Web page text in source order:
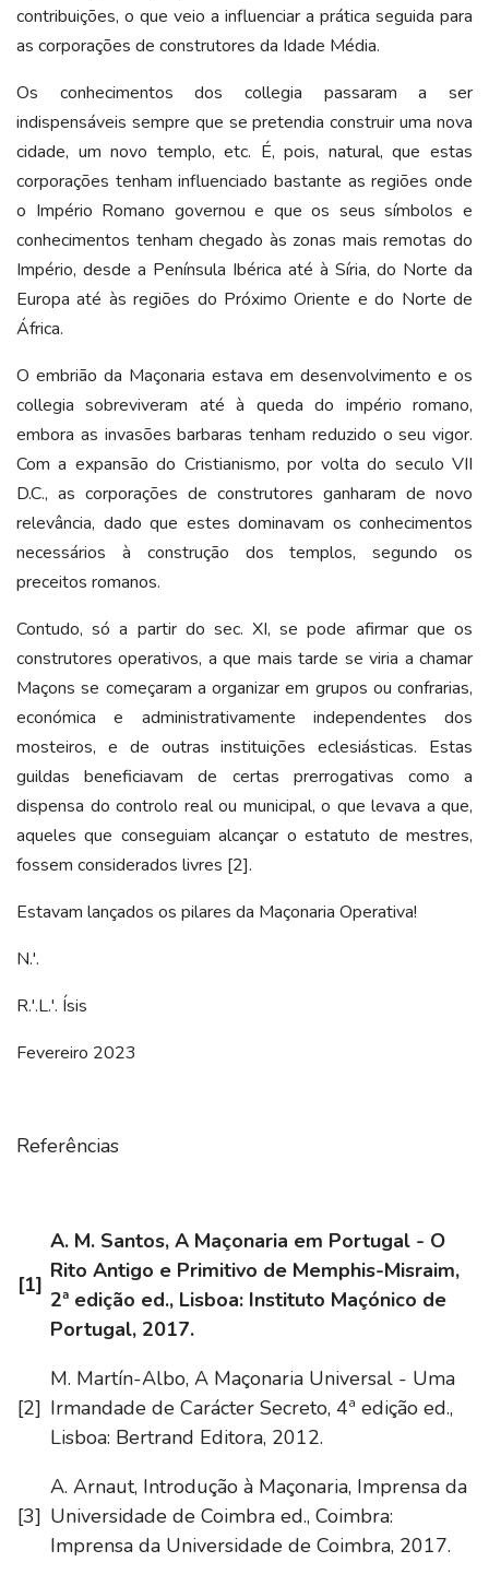
contribuições, o que veio a influenciar a prática seguida para
as corporações de construtores da Idade Média.
Os conhecimentos dos collegia passaram a ser
indispensáveis sempre que se pretendia construir uma nova
cidade, um novo templo, etc. É, pois, natural, que estas
corporações tenham influenciado bastante as regiões onde
o Império Romano governou e que os seus símbolos e
conhecimentos tenham chegado às zonas mais remotas do
Império, desde a Península Ibérica até à Síria, do Norte da
Europa até às regiões do Próximo Oriente e do Norte de
África.
O embrião da Maçonaria estava em desenvolvimento e os
collegia sobreviveram até à queda do império romano,
embora as invasões barbaras tenham reduzido o seu vigor.
Com a expansão do Cristianismo, por volta do seculo VII
D.C., as corporações de construtores ganharam de novo
relevância, dado que estes dominavam os conhecimentos
necessários à construção dos templos, segundo os
preceitos romanos.
Contudo, só a partir do sec. XI, se pode afirmar que os
construtores operativos, a que mais tarde se viria a chamar
Maçons se começaram a organizar em grupos ou confrarias,
económica e administrativamente independentes dos
mosteiros, e de outras instituições eclesiásticas. Estas
guildas beneficiavam de certas prerrogativas como a
dispensa do controlo real ou municipal, o que levava a que,
aqueles que conseguiam alcançar o estatuto de mestres,
fossem considerados livres [2].
Estavam lançados os pilares da Maçonaria Operativa!
N.'.
R.'.L.'. Ísis
Fevereiro 2023
Referências
[1]
A. M. Santos, A Maçonaria em Portugal - O
Rito Antigo e Primitivo de Memphis-Misraim,
2ª edição ed., Lisboa: Instituto Maçónico de
Portugal, 2017.
[2]
M. Martín-Albo, A Maçonaria Universal - Uma
Irmandade de Carácter Secreto, 4ª edição ed.,
Lisboa: Bertrand Editora, 2012.
[3]
A. Arnaut, Introdução à Maçonaria, Imprensa da
Universidade de Coimbra ed., Coimbra:
Imprensa da Universidade de Coimbra, 2017.